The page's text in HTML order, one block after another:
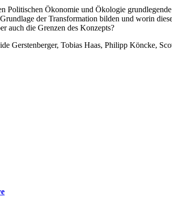
Ökonomie und Ökologie
der Transformation bilden und worin
auch die Grenzen des Konzepts?
Gerstenberger, Tobias Haas, Philipp Köncke,